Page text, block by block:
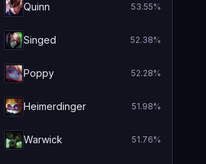
Quinn 53.55%
Singed 52.38%
Poppy 52.28%
Heimerdinger 51.98%
Warwick 51.76%